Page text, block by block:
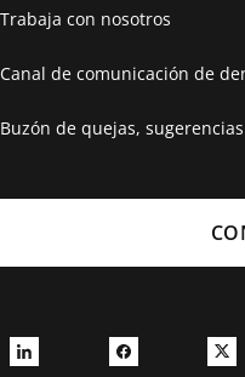
Trabaja con nosotros
Canal de comunicación de
Buzón de quejas,